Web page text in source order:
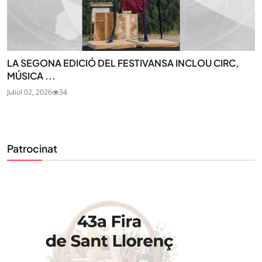
LA SEGONA EDICIÓ DEL FESTIVANSA INCLOU CIRC,
MÚSICA ...
Juliol 02, 2026 34
Patrocinat
STAY UPDATED